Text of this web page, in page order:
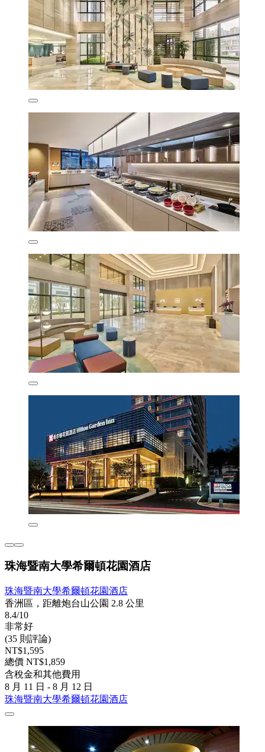
珠海暨南大學希爾頓花園酒店
珠海暨南大學希爾頓花園酒店
香洲區，距離炮台山公園 2.8 公里
8.4/10
非常好
(35 則評論)
NT$1,595
總價 NT$1,859
含稅金和其他費用
8 月 11 日 - 8 月 12 日
珠海暨南大學希爾頓花園酒店